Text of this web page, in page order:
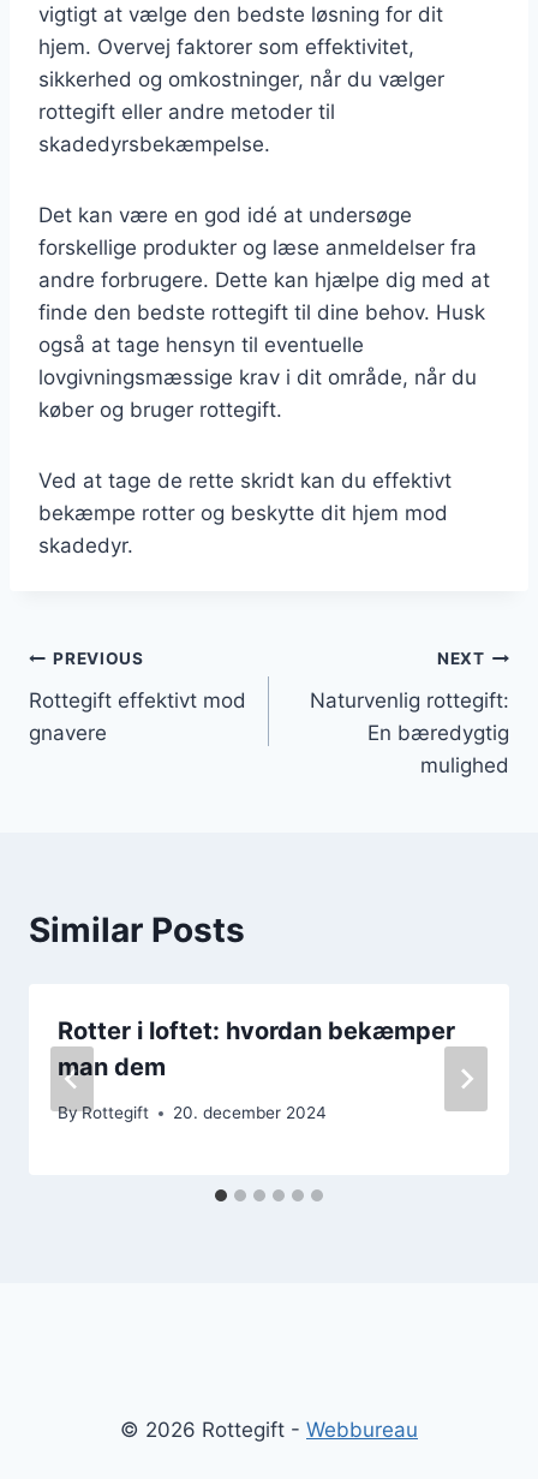
vigtigt at vælge den bedste løsning for dit
hjem. Overvej faktorer som effektivitet,
sikkerhed og omkostninger, når du vælger
rottegift eller andre metoder til
skadedyrsbekæmpelse.
Det kan være en god idé at undersøge
forskellige produkter og læse anmeldelser fra
andre forbrugere. Dette kan hjælpe dig med at
finde den bedste rottegift til dine behov. Husk
også at tage hensyn til eventuelle
lovgivningsmæssige krav i dit område, når du
køber og bruger rottegift.
Ved at tage de rette skridt kan du effektivt
bekæmpe rotter og beskytte dit hjem mod
skadedyr.
Indlægsnavigation
PREVIOUS
Rottegift effektivt mod
gnavere
NEXT
Naturvenlig rottegift:
En bæredygtig
mulighed
Similar Posts
Rotter i loftet: hvordan bekæmper
man dem
ByRottegift 20. december 2024
© 2026 Rottegift - Webbureau